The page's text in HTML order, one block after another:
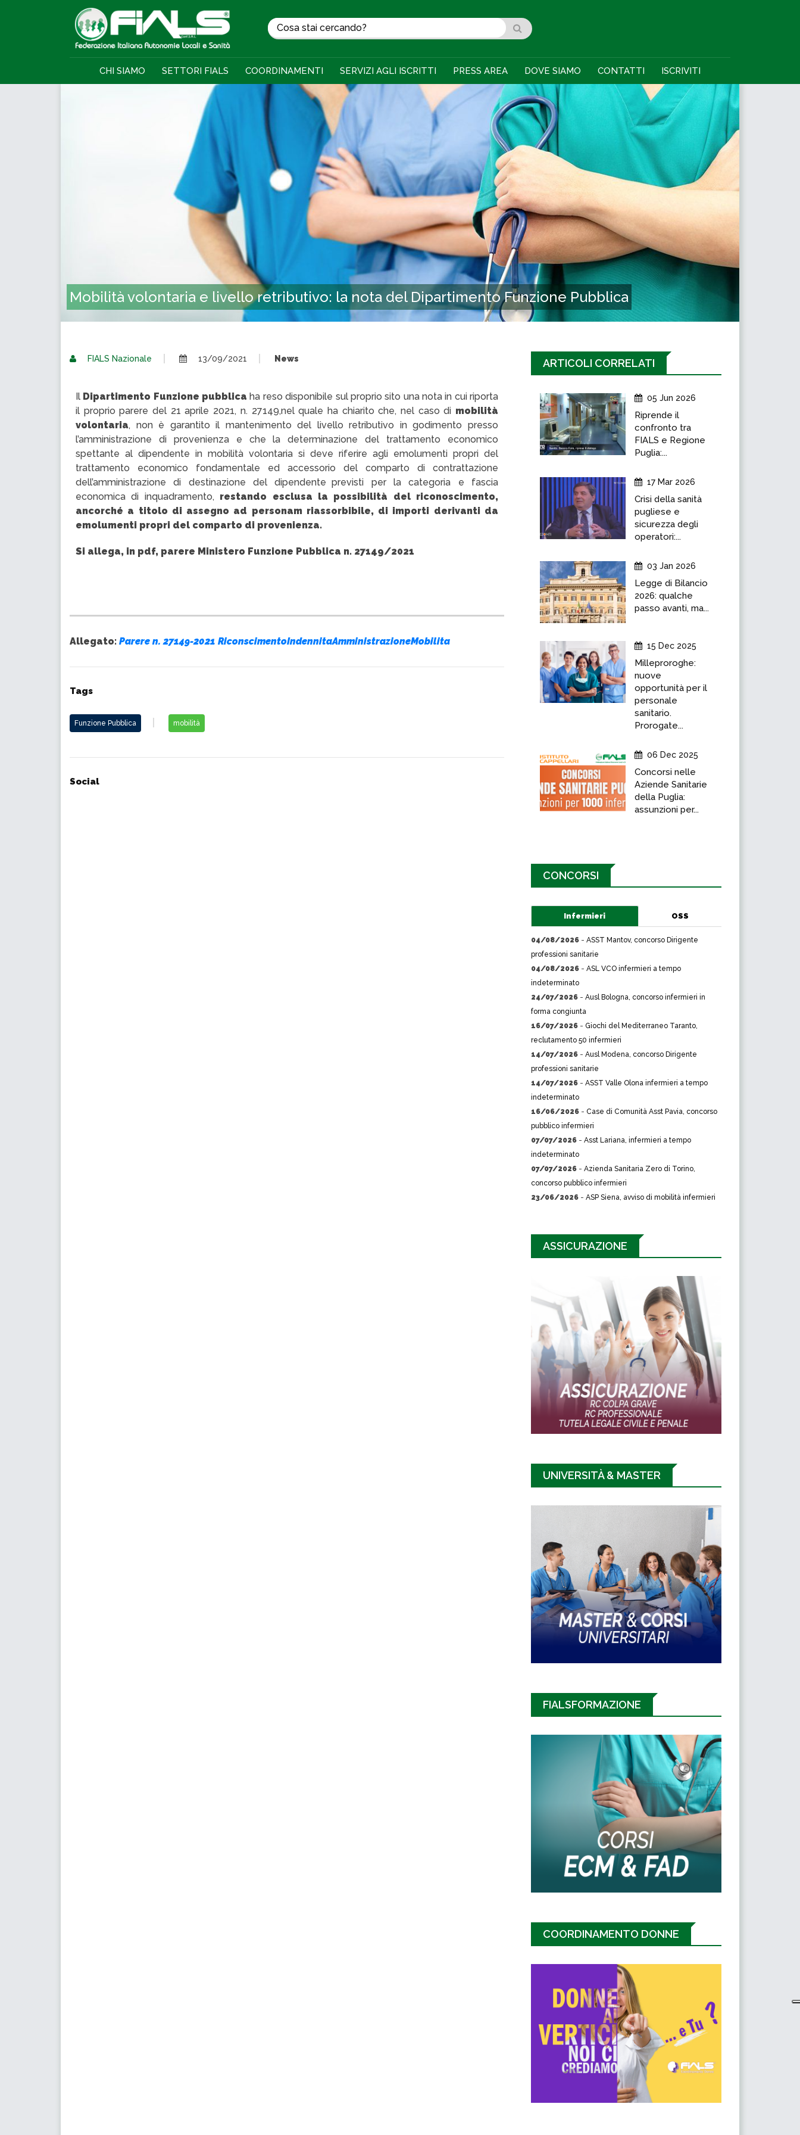
CHI SIAMO SETTORI FIALS COORDINAMENTI SERVIZI AGLI ISCRITTI PRESS AREA DOVE SIAMO CONTATTI ISCRIVITI
Mobilità volontaria e livello retributivo: la nota del Dipartimento Funzione Pubblica
FIALS Nazionale 13/09/2021 News
Il Dipartimento Funzione pubblica ha reso disponibile sul proprio sito una nota in cui riporta
il proprio parere del 21 aprile 2021, n. 27149,nel quale ha chiarito che, nel caso di mobilità
volontaria, non è garantito il mantenimento del livello retributivo in godimento presso
l’amministrazione di provenienza e che la determinazione del trattamento economico
spettante al dipendente in mobilità volontaria si deve riferire agli emolumenti propri del
trattamento economico fondamentale ed accessorio del comparto di contrattazione
dell’amministrazione di destinazione del dipendente previsti per la categoria e fascia
economica di inquadramento, restando esclusa la possibilità del riconoscimento,
ancorché a titolo di assegno ad personam riassorbibile, di importi derivanti da
emolumenti propri del comparto di provenienza.
Si allega, in pdf, parere Ministero Funzione Pubblica n. 27149/2021
Allegato: Parere n. 27149-2021 RiconscimentoIndennitaAmministrazioneMobilita
Tags
Funzione Pubblica mobilità
Social
ARTICOLI CORRELATI
05 Jun 2026
Riprende il
confronto tra
FIALS e Regione
Puglia:...
17 Mar 2026
Crisi della sanità
pugliese e
sicurezza degli
operatori:...
03 Jan 2026
Legge di Bilancio
2026: qualche
passo avanti, ma...
15 Dec 2025
Milleproroghe:
nuove
opportunità per il
personale
sanitario.
Prorogate...
06 Dec 2025
Concorsi nelle
Aziende Sanitarie
della Puglia:
assunzioni per...
CONCORSI
Infermieri OSS
04/08/2026 - ASST Mantov, concorso Dirigente
professioni sanitarie
04/08/2026 - ASL VCO infermieri a tempo
indeterminato
24/07/2026 - Ausl Bologna, concorso infermieri in
forma congiunta
16/07/2026 - Giochi del Mediterraneo Taranto,
reclutamento 50 infermieri
14/07/2026 - Ausl Modena, concorso Dirigente
professioni sanitarie
14/07/2026 - ASST Valle Olona infermieri a tempo
indeterminato
16/06/2026 - Case di Comunità Asst Pavia, concorso
pubblico infermieri
07/07/2026 - Asst Lariana, infermieri a tempo
indeterminato
07/07/2026 - Azienda Sanitaria Zero di Torino,
concorso pubblico infermieri
23/06/2026 - ASP Siena, avviso di mobilità infermieri
ASSICURAZIONE
UNIVERSITÀ & MASTER
FIALSFORMAZIONE
COORDINAMENTO DONNE